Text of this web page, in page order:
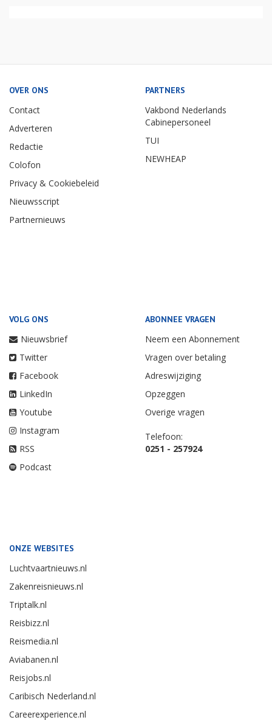
OVER ONS
Contact
Adverteren
Redactie
Colofon
Privacy & Cookiebeleid
Nieuwsscript
Partnernieuws
PARTNERS
Vakbond Nederlands
Cabinepersoneel
TUI
NEWHEAP
VOLG ONS
Nieuwsbrief
Twitter
Facebook
LinkedIn
Youtube
Instagram
RSS
Podcast
ABONNEE VRAGEN
Neem een Abonnement
Vragen over betaling
Adreswijziging
Opzeggen
Overige vragen
Telefoon:
0251 - 257924
ONZE WEBSITES
Luchtvaartnieuws.nl
Zakenreisnieuws.nl
Triptalk.nl
Reisbizz.nl
Reismedia.nl
Aviabanen.nl
Reisjobs.nl
Caribisch Nederland.nl
Careerexperience.nl